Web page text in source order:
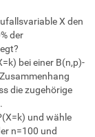
X den
der
bei einer B(n,p)-
die zugehörige
und wähle
n=100 und